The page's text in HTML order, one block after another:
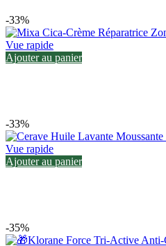
-33%
Vue rapide
Ajouter au panier
-33%
Vue rapide
Ajouter au panier
-35%